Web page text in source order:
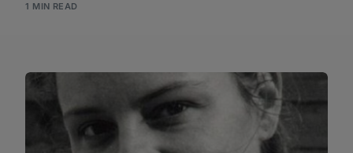
1 MIN READ